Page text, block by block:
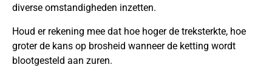
diverse omstandigheden inzetten.
Houd er rekening mee dat hoe hoger de treksterkte, hoe
groter de kans op brosheid wanneer de ketting wordt
blootgesteld aan zuren.